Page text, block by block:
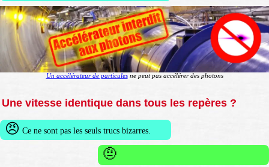
Un accélérateur de particulesne peut pas accélérer des photons
Une vitesse identique dans tous les repères ?
😠 Ce ne sont pas les seuls trucs bizarres.
🤨